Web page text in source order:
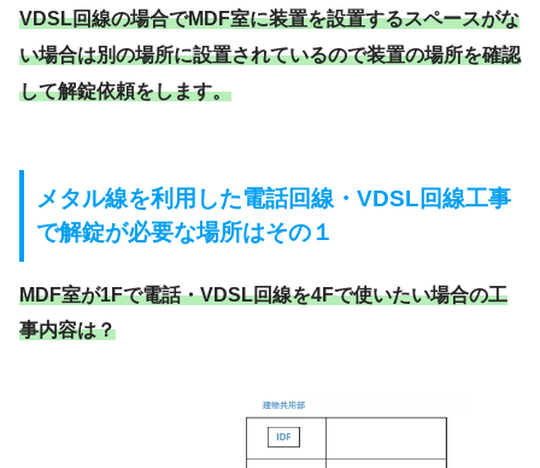
VDSL回線の場合でMDF室に装置を設置するスペースがな
い場合は別の場所に設置されているので装置の場所を確認
して解錠依頼をします。
メタル線を利用した電話回線・VDSL回線工事
で解錠が必要な場所はその１
MDF室が1Fで電話・VDSL回線を4Fで使いたい場合の工
事内容は？